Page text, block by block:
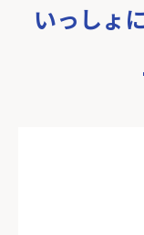
いっしょ